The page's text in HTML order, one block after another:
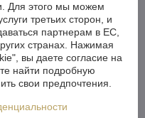
Для этого мы можем
третьих сторон, и
партнерам в ЕС,
странах. Нажимая
вы даете согласие на
найти подробную
свои предпочтения.